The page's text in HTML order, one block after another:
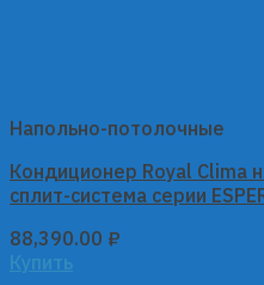
Напольно-потолочные
Кондиционер Royal Clima
сплит-система серии
88,390.00 ₽
Купить